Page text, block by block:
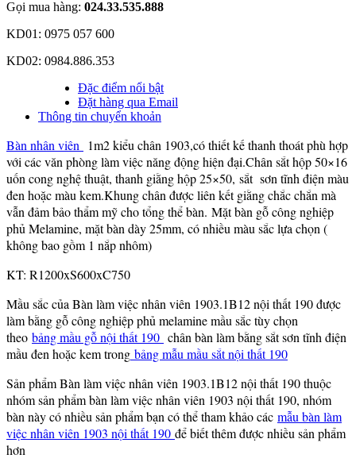
Gọi mua hàng: 024.33.535.888
KD01: 0975 057 600
KD02: 0984.886.353
Đặc điểm nổi bật
Đặt hàng qua Email
Thông tin chuyển khoản
Bàn nhân viên
1m2 kiểu chân 1903,có thiết kế thanh thoát phù hợp
với các văn phòng làm việc năng động hiện đại.Chân sắt hộp 50×16
uốn cong nghệ thuật, thanh giằng hộp 25×50, sắt sơn tĩnh điện màu
đen hoặc màu kem.Khung chân được liên kết giằng chắc chắn mà
vẫn đảm bảo thẩm mỹ cho tổng thể bàn. Mặt bàn gỗ công nghiệp
phủ Melamine, mặt bàn dày 25mm, có nhiều màu sắc lựa chọn (
không bao gồm 1 nắp nhôm)
KT: R1200xS600xC750
Mầu sắc của Bàn làm việc nhân viên 1903.1B12 nội thất 190 được
làm bằng gỗ công nghiệp phủ melamine mầu sắc tùy chọn
theo bảng mầu gỗ nội thất 190 chân bàn làm bằng sắt sơn tĩnh điện
mầu đen hoặc kem trong bảng mẫu mầu sắt nội thất 190
Sản phẩm Bàn làm việc nhân viên 1903.1B12 nội thất 190 thuộc
nhóm sản phẩm bàn làm việc nhân viên 1903 nội thất 190, nhóm
bàn này có nhiều sản phẩm bạn có thể tham khảo các mẫu bàn làm
việc nhân viên 1903 nội thất 190 để biết thêm được nhiều sản phẩm
hơn